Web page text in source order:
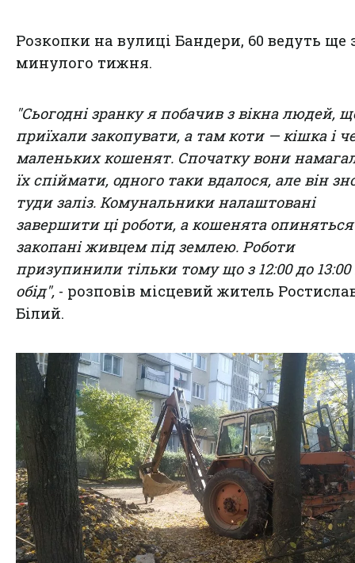
Розкопки на вулиці Бандери, 60 ведуть ще
минулого тижня.
"Сьогодні зранку я побачив з вікна людей,
приїхали закопувати, а там коти — кішка і
маленьких кошенят. Спочатку вони
їх спіймати, одного таки вдалося, але він
туди заліз. Комунальники налаштовані
завершити ці роботи, а кошенята опиняться
закопані живцем під землею. Роботи
призупинили тільки тому що з 12:00 до
обід", - розповів місцевий житель
Білий.